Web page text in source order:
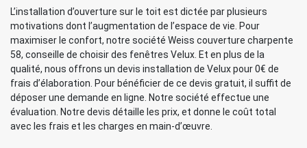
L’installation d’ouverture sur le toit est dictée par plusieurs
motivations dont l’augmentation de l’espace de vie. Pour
maximiser le confort, notre société Weiss couverture charpente
58, conseille de choisir des fenêtres Velux. Et en plus de la
qualité, nous offrons un devis installation de Velux pour 0€ de
frais d’élaboration. Pour bénéficier de ce devis gratuit, il suffit de
déposer une demande en ligne. Notre société effectue une
évaluation. Notre devis détaille les prix, et donne le coût total
avec les frais et les charges en main-d’œuvre.